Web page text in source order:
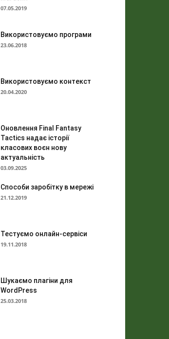
07.05.2019
Використовуємо програми
23.06.2018
Використовуємо контекст
20.04.2020
Оновлення Final Fantasy
Tactics надає історії
класових воєн нову
актуальність
03.09.2025
Способи заробітку в мережі
21.12.2019
Тестуємо онлайн-сервіси
19.11.2018
Шукаємо плагіни для
WordPress
25.03.2018